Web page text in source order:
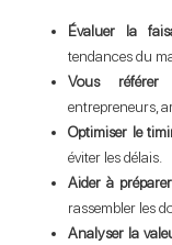
Évaluer la
tendances du
Vous référer
entrepreneurs,
Optimiser le
éviter les délais.
Aider à
rassembler les
Analyser la